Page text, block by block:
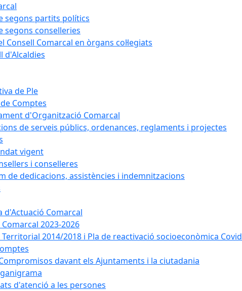
segons partits polítics
segons conselleries
Consell Comarcal en òrgans col·legiats
d'Alcaldies
de Ple
Comptes
d'Organització Comarcal
de serveis públics, ordenances, reglaments i projectes
vigent
i conselleres
de dedicacions, assistències i indemnitzacions
d'Actuació Comarcal
2023-2026
2014/2018 i Pla de reactivació socioeconòmica
davant els Ajuntaments i la ciutadania
d'atenció a les persones